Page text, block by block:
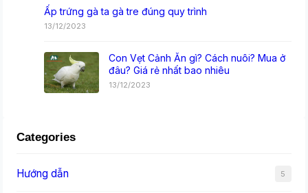
Ấp trứng gà ta gà tre đúng quy trình
13/12/2023
Con Vẹt Cảnh Ăn gì? Cách nuôi? Mua ở
đâu? Giá rẻ nhất bao nhiêu
13/12/2023
Categories
Hướng dẫn 5